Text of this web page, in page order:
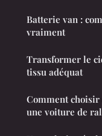
Batterie van :
vraiment
Transformer le
tissu adéquat
Comment choisir
une voiture de